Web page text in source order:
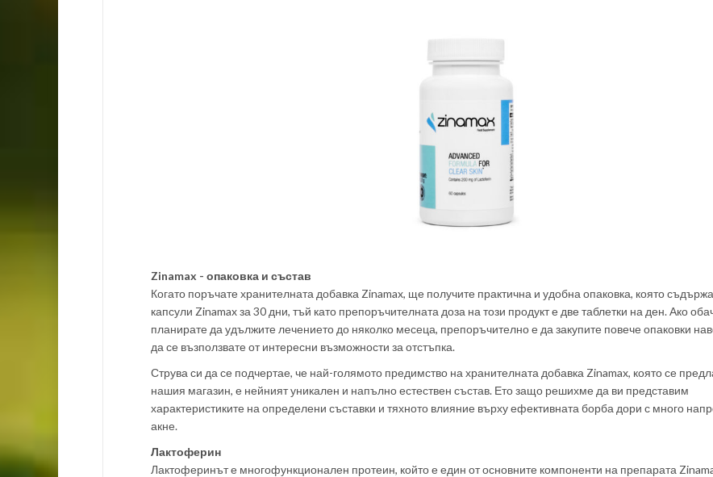
Zinamax - опаковка и състав
Когато поръчате хранителната добавка Zinamax, ще получите практична и удобна опаковка, която
капсули Zinamax за 30 дни, тъй като препоръчителната доза на този продукт е две таблетки на ден. Ако
планирате да удължите лечението до няколко месеца, препоръчително е да закупите повече опаковки
да се възползвате от интересни възможности за отстъпка.
Струва си да се подчертае, че най-голямото предимство на хранителната добавка Zinamax, която се
нашия магазин, е нейният уникален и напълно естествен състав. Ето защо решихме да ви представим
характеристиките на определени съставки и тяхното влияние върху ефективната борба дори с много
акне.
Лактоферин
Лактоферинът е многофункционален протеин, който е един от основните компоненти на препарата